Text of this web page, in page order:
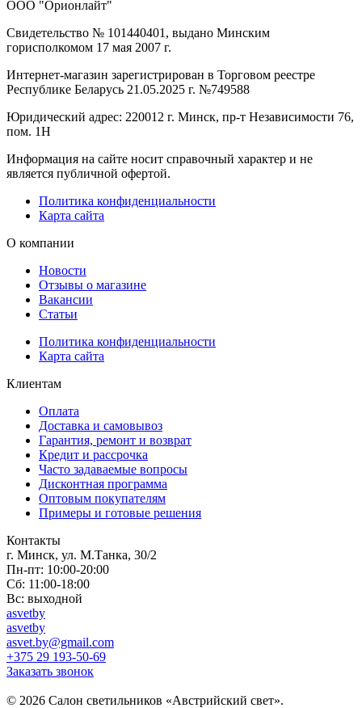
ООО "Орионлайт"
Свидетельство № 101440401, выдано Минским
горисполкомом 17 мая 2007 г.
Интернет-магазин зарегистрирован в Торговом реестре
Республике Беларусь 21.05.2025 г. №749588
Юридический адрес: 220012 г. Минск, пр-т Независимости 76,
пом. 1Н
Информация на сайте носит справочный характер и не
является публичной офертой.
Политика конфиденциальности
Карта сайта
О компании
Новости
Отзывы о магазине
Вакансии
Статьи
Политика конфиденциальности
Карта сайта
Клиентам
Оплата
Доставка и самовывоз
Гарантия, ремонт и возврат
Кредит и рассрочка
Часто задаваемые вопросы
Дисконтная программа
Оптовым покупателям
Примеры и готовые решения
Контакты
г. Минск, ул. М.Танка, 30/2
Пн-пт: 10:00-20:00
Сб: 11:00-18:00
Вс: выходной
asvetby
asvetby
asvet.by@gmail.com
+375 29 193-50-69
Заказать звонок
© 2026 Салон светильников «Австрийский свет».